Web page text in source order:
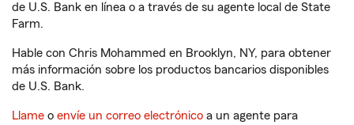
de U.S. Bank en línea o a través de su agente local de State
Farm.
Hable con Chris Mohammed en Brooklyn, NY, para obtener
más información sobre los productos bancarios disponibles
de U.S. Bank.
Llame o envíe un correo electrónico a un agente para